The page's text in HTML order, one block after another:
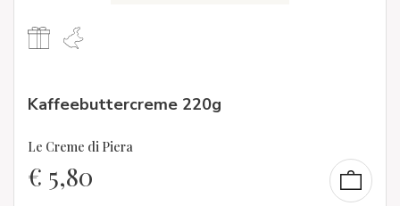
Kaffeebuttercreme 220g
Le Creme di Piera
€ 5,80